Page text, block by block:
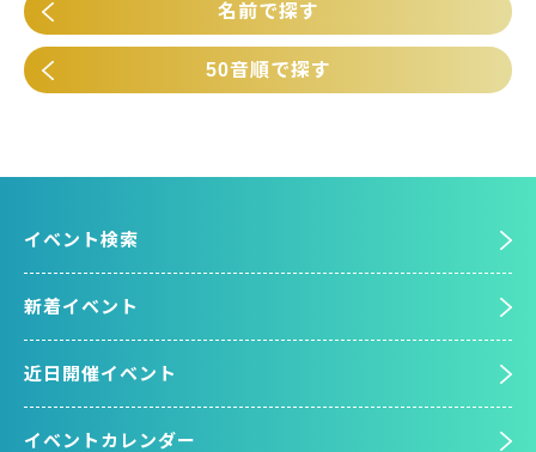
名前で探す
50音順で探す
イベント検索
新着イベント
近日開催イベント
イベントカレンダー